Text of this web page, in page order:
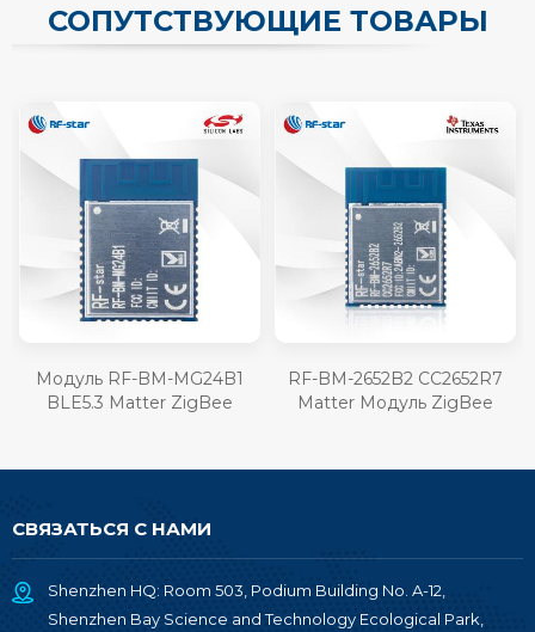
СОПУТСТВУЮЩИЕ ТОВАРЫ
Модуль RF-BM-MG24B1
BLE5.3 Matter ZigBee
RF-BM-2652B2 CC2652R7
Matter Модуль ZigBee
СВЯЗАТЬСЯ С НАМИ
Shenzhen HQ: Room 503, Podium Building No. A-12,
Shenzhen Bay Science and Technology Ecological Park,